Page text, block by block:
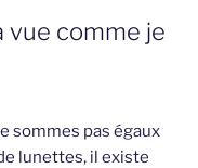
vue comme je
sommes pas égaux
lunettes, il existe